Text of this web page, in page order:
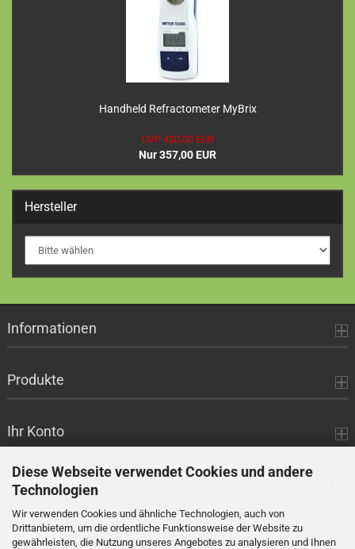
Diese Webseite verwendet Cookies und andere
Technologien
Wir verwenden Cookies und ähnliche Technologien, auch von
Drittanbietern, um die ordentliche Funktionsweise der Website zu
gewährleisten, die Nutzung unseres Angebotes zu analysieren und Ihnen
Handheld Refractometer MyBrix
UVP 420,00 EUR
Nur 357,00 EUR
Hersteller
Informationen
Produkte
Ihr Konto
Kontaktdaten
Zahlung